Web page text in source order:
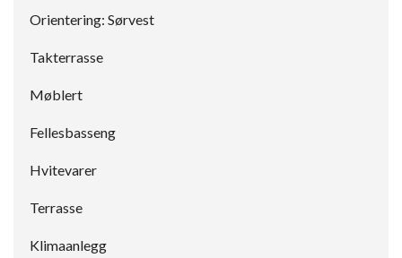
Orientering: Sørvest
Takterrasse
Møblert
Fellesbasseng
Hvitevarer
Terrasse
Klimaanlegg